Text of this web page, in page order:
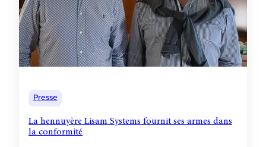
Presse
La hennuyère Lisam Systems fournit ses armes dans
la conformité